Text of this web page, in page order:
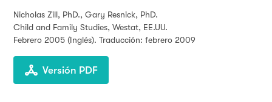
Nicholas Zill, PhD., Gary Resnick, PhD.
Child and Family Studies, Westat, EE.UU.
Febrero 2005 (Inglés). Traducción: febrero 2009
Versión PDF